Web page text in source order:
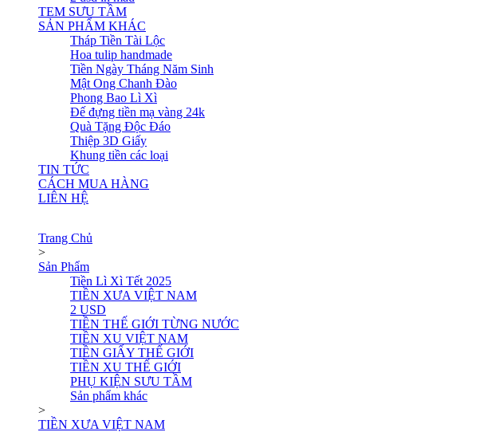
TEM SƯU TẦM
SẢN PHẨM KHÁC
Tháp Tiền Tài Lộc
Hoa tulip handmade
Tiền Ngày Tháng Năm Sinh
Mật Ong Chanh Đào
Phong Bao Lì Xì
Đế đựng tiền mạ vàng 24k
Quà Tặng Độc Đáo
Thiệp 3D Giấy
Khung tiền các loại
TIN TỨC
CÁCH MUA HÀNG
LIÊN HỆ
Trang Chủ
>
Sản Phẩm
Tiền Lì Xì Tết 2025
TIỀN XƯA VIỆT NAM
2 USD
TIỀN THẾ GIỚI TỪNG NƯỚC
TIỀN XU VIỆT NAM
TIỀN GIẤY THẾ GIỚI
TIỀN XU THẾ GIỚI
PHỤ KIỆN SƯU TẦM
Sản phẩm khác
>
TIỀN XƯA VIỆT NAM